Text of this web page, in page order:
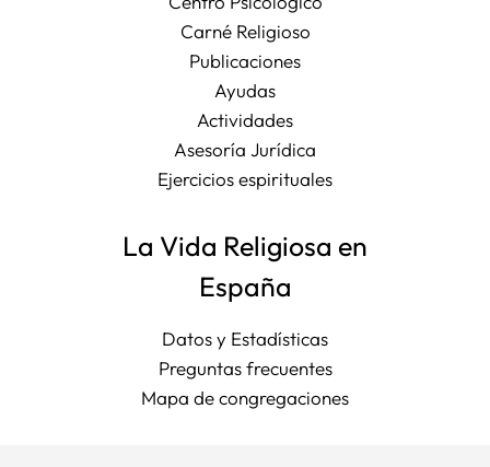
Carné Religioso
Publicaciones
Ayudas
Actividades
Asesoría Jurídica
Ejercicios espirituales
La Vida Religiosa en
España
Datos y Estadísticas
Preguntas frecuentes
Mapa de congregaciones